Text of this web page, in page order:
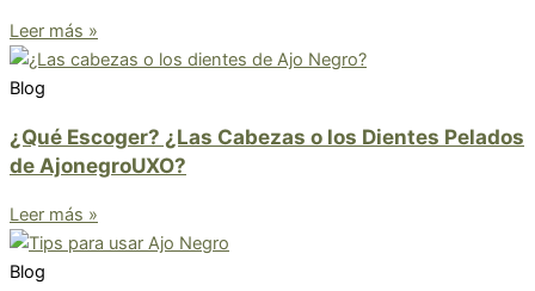
Leer más »
Blog
¿Qué Escoger? ¿Las Cabezas o los Dientes Pelados
de AjonegroUXO?
Leer más »
Blog